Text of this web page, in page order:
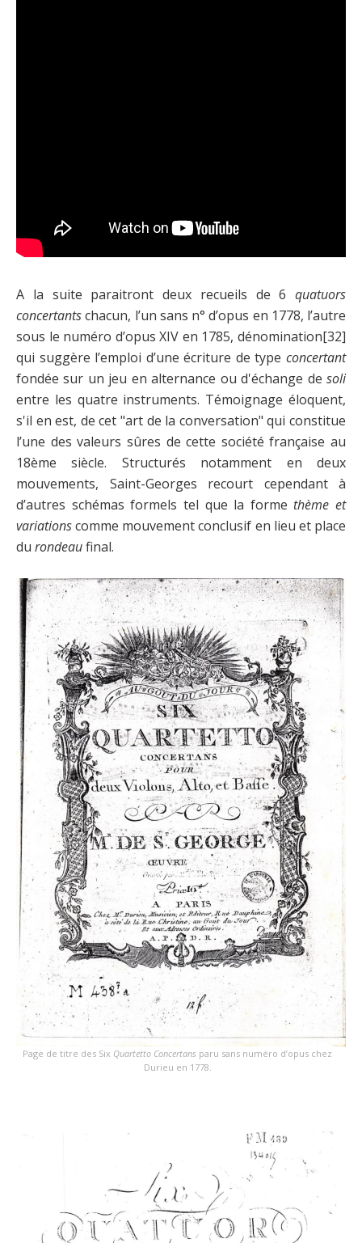
A la suite paraitront deux recueils de 6 quatuors
concertantschacun, l’un sans n° d’opus en 1778, l’autre
sous le numéro d’opus XIV en 1785, dénomination[32]
qui suggère l’emploi d’une écriture de type concertant
fondée sur un jeu en alternance ou d'échange de soli
entre les quatre instruments. Témoignage éloquent,
s'il en est, de cet "art de la conversation" qui constitue
l’une des valeurs sûres de cette société française au
18ème siècle. Structurés notamment en deux
mouvements, Saint-Georges recourt cependant à
d’autres schémas formels tel que la forme thème et
variationscomme mouvement conclusif en lieu et place
du rondeaufinal.
Page de titre des Six Quartetto Concertans paru sans numéro d’opus chez
Durieu en 1778.